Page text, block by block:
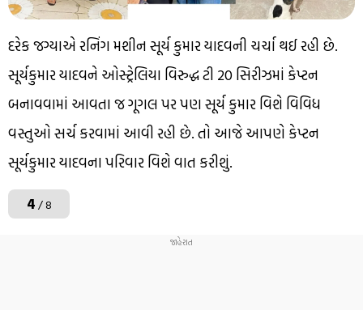
દરેક જગ્યાએ રનિંગ મશીન સૂર્ય કુમાર યાદવની ચર્ચા થઈ રહી છે.
સૂર્યકુમાર યાદવને ઓસ્ટ્રેલિયા વિરુદ્ધ ટી 20 સિરીઝમાં કેપ્ટન
બનાવવામાં આવતા જ ગૂગલ પર પણ સૂર્ય કુમાર વિશે વિવિધ
વસ્તુઓ સર્ચ કરવામાં આવી રહી છે. તો આજે આપણે કેપ્ટન
સૂર્યકુમાર યાદવના પરિવાર વિશે વાત કરીશું.
4/ 8